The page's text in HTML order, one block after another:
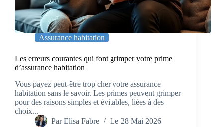
Assurance habitation
Les erreurs courantes qui font grimper votre prime
d’assurance habitation
Vous payez peut-être trop cher votre assurance
habitation sans le savoir. Les primes peuvent grimper
pour des raisons simples et évitables, liées à des
choix...
Par Elisa Fabre Le 28 Mai 2026